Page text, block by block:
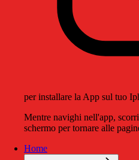
per installare la App sul tuo
Mentre navighi nell'app,
schermo per tornare alle
Home